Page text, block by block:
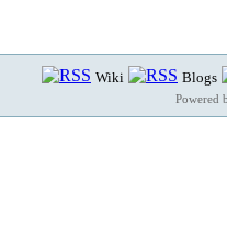
Wiki Blogs
Powered